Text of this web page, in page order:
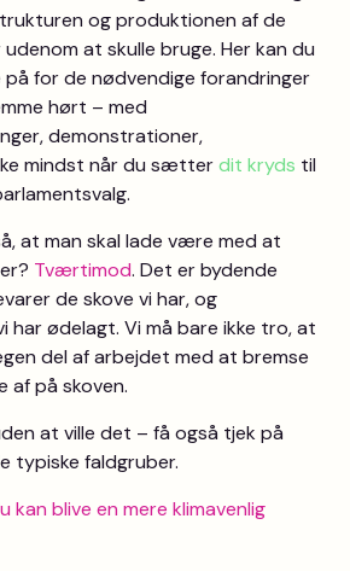
og produktionen af de
udenom at skulle bruge. Her kan du
for de nødvendige forandringer
hørt – med
demonstrationer,
mindst når du sætterdit kryds til
at man skal lade være med at
Tværtimod. Det er bydende
de skove vi har, og
har ødelagt. Vi må bare ikke tro, at
del af arbejdet med at bremse
af på skoven.
at ville det – få også tjek på
typiske faldgruber.
blive en mere klimavenlig